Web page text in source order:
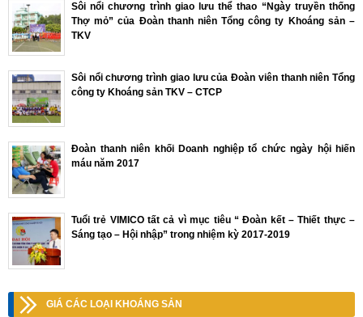
Sôi nổi chương trình giao lưu thể thao “Ngày truyền thống
Thợ mỏ” của Đoàn thanh niên Tổng công ty Khoáng sản –
TKV
Sôi nổi chương trình giao lưu của Đoàn viên thanh niên Tổng
công ty Khoáng sản TKV – CTCP
Đoàn thanh niên khối Doanh nghiệp tổ chức ngày hội hiến
máu năm 2017
Tuổi trẻ VIMICO tất cả vì mục tiêu “ Đoàn kết – Thiết thực –
Sáng tạo – Hội nhập” trong nhiệm kỳ 2017-2019
GIÁ CÁC LOẠI KHOÁNG SẢN